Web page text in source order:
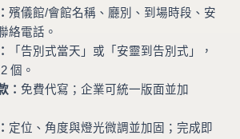
殯儀館/會館名稱、廳別、到場時段、安
絡電話。
「告別式當天」或「安靈到告別式」，
個。
： 免費代寫；企業可統一版面並加
定位、角度與燈光微調並加固；完成即